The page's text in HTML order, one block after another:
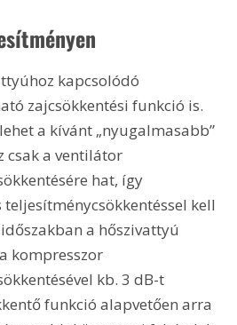
kapcsolódó
zajcsökkentési funkció is.
a kívánt „nyugalmasabb”
csak a ventilátor
hat, így
teljesítménycsökkentéssel kell
a hőszivattyú
kompresszor
kb. 3 dB-t
funkció alapvetően arra